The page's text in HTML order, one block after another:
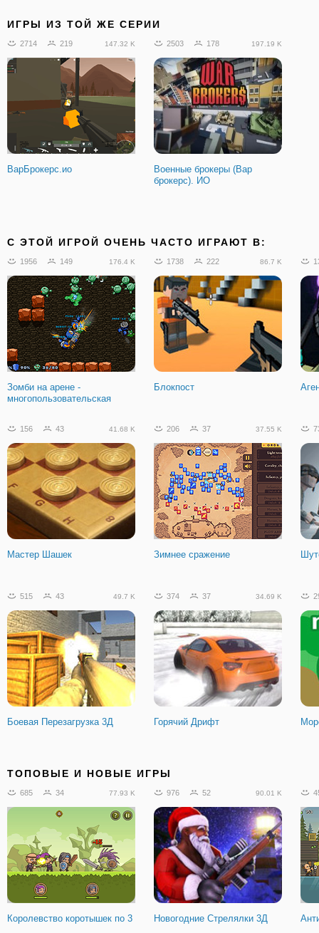
ИГРЫ ИЗ ТОЙ ЖЕ СЕРИИ
2714 219 147.32 K
ВарБрокерс.ио
2503 178 197.19 K
Военные брокеры (Вар
брокерс). ИО
C ЭТОЙ ИГРОЙ ОЧЕНЬ ЧАСТО ИГРАЮТ В:
1956 149 176.4 K
Зомби на арене -
многопользовательская
1738 222 86.7 K
Блокпост
156 43 41.68 K
Мастер Шашек
206 37 37.55 K
Зимнее сражение
515 43 49.7 K
Боевая Перезагрузка 3Д
374 37 34.69 K
Горячий Дрифт
Морской Бой на Двоих Дрифт на БМВ 3Д
ТОПОВЫЕ И НОВЫЕ ИГРЫ
685 34 77.93 K
Королевство коротышек по 3
976 52 90.01 K
Новогодние Стрелялки 3Д